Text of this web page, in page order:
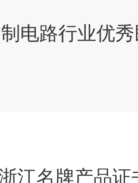
电路行业优
江名牌产品证